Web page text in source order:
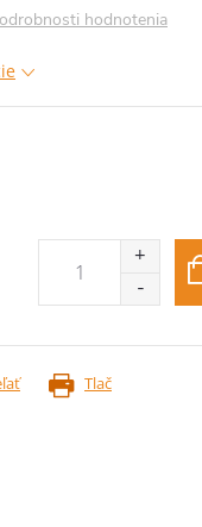
hodnotenia
Tlač